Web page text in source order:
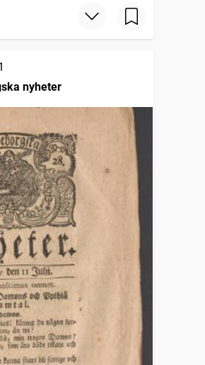
nyheter